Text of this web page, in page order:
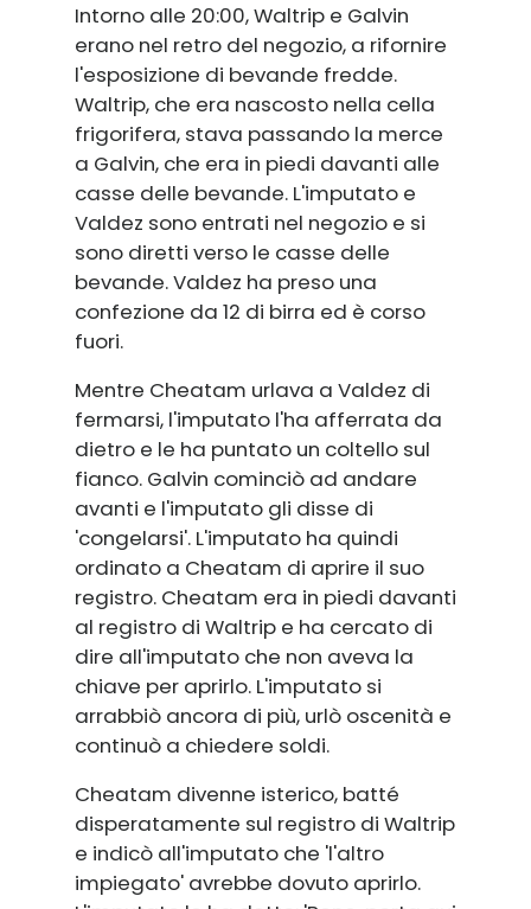
Intorno alle 20:00, Waltrip e Galvin
erano nel retro del negozio, a rifornire
l'esposizione di bevande fredde.
Waltrip, che era nascosto nella cella
frigorifera, stava passando la merce
a Galvin, che era in piedi davanti alle
casse delle bevande. L'imputato e
Valdez sono entrati nel negozio e si
sono diretti verso le casse delle
bevande. Valdez ha preso una
confezione da 12 di birra ed è corso
fuori.
Mentre Cheatam urlava a Valdez di
fermarsi, l'imputato l'ha afferrata da
dietro e le ha puntato un coltello sul
fianco. Galvin cominciò ad andare
avanti e l'imputato gli disse di
'congelarsi'. L'imputato ha quindi
ordinato a Cheatam di aprire il suo
registro. Cheatam era in piedi davanti
al registro di Waltrip e ha cercato di
dire all'imputato che non aveva la
chiave per aprirlo. L'imputato si
arrabbiò ancora di più, urlò oscenità e
continuò a chiedere soldi.
Cheatam divenne isterico, batté
disperatamente sul registro di Waltrip
e indicò all'imputato che 'l'altro
impiegato' avrebbe dovuto aprirlo.